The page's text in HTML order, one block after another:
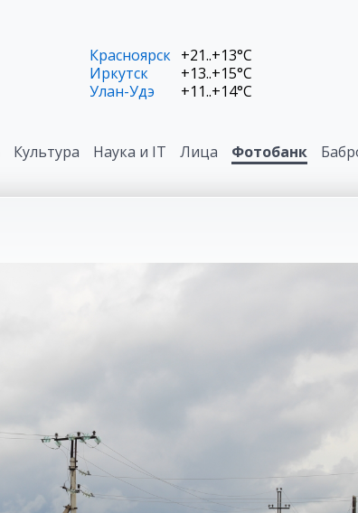
Красноярск +21..+13°C
Иркутск
+13..+15°C
Улан-Удэ
+11..+14°C
Культура Наука и IT Лица Фотобанк